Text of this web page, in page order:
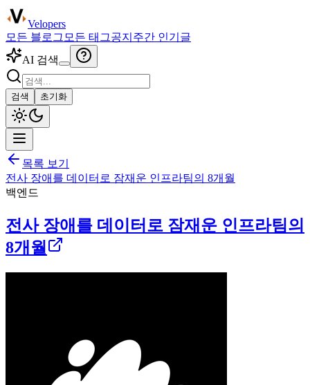
Velopers
모든 블로그 모든 태그공지 주간 인기글
AI 검색
검색 초기화
목록 보기
전사 장애를 데이터로 잠재운 인프라팀의 8개월
백엔드
전사 장애를 데이터로 잠재운 인프라팀의
8개월